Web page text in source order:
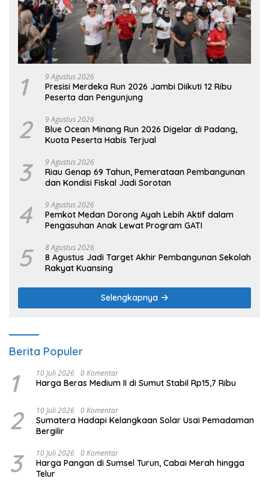
1 9 Agustus 2026
Presisi Merdeka Run 2026 Jambi Diikuti 12 Ribu
Peserta dan Pengunjung
2 9 Agustus 2026
Blue Ocean Minang Run 2026 Digelar di Padang,
Kuota Peserta Habis Terjual
3 9 Agustus 2026
Riau Genap 69 Tahun, Pemerataan Pembangunan
dan Kondisi Fiskal Jadi Sorotan
4 9 Agustus 2026
Pemkot Medan Dorong Ayah Lebih Aktif dalam
Pengasuhan Anak Lewat Program GATI
5 8 Agustus 2026
8 Agustus Jadi Target Akhir Pembangunan Sekolah
Rakyat Kuansing
Selengkapnya
Berita Populer
1 10 Juli 2026 0 Komentar
Harga Beras Medium II di Sumut Stabil Rp15,7 Ribu
2 10 Juli 2026 0 Komentar
Sumatera Hadapi Kelangkaan Solar Usai Pemadaman
Bergilir
3 10 Juli 2026 0 Komentar
Harga Pangan di Sumsel Turun, Cabai Merah hingga
Telur